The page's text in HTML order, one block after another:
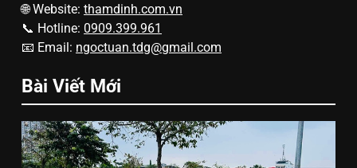
🌐 Website: thamdinh.com.vn
📞 Hotline: 0909.399.961
📧 Email: ngoctuan.tdg@gmail.com
Bài Viết Mới